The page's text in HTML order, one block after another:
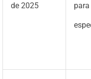
de 2025